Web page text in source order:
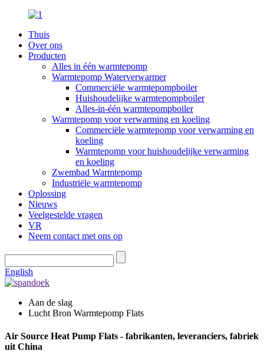
Thuis
Over ons
Producten
Alles in één warmtepomp
Warmtepomp Waterverwarmer
Commerciële warmtepompboiler
Huishoudelijke warmtepompboiler
Alles-in-één warmtepompboiler
Warmtepomp voor verwarming en koeling
Commerciële warmtepomp voor verwarming en
koeling
Warmtepomp voor huishoudelijke verwarming
en koeling
Zwembad Warmtepomp
Industriële warmtepomp
Oplossing
Nieuws
Veelgestelde vragen
VR
Neem contact met ons op
English
Aan de slag
Lucht Bron Warmtepomp Flats
Air Source Heat Pump Flats - fabrikanten, leveranciers, fabriek
uit China